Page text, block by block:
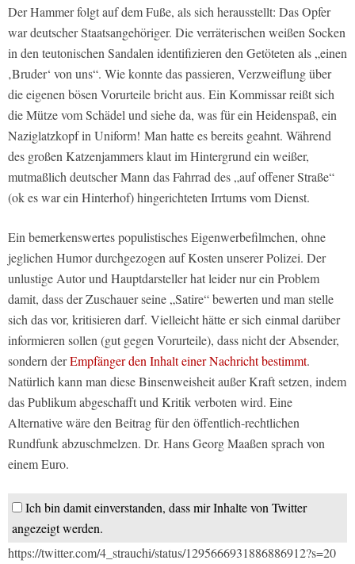
Der Hammer folgt auf dem Fuße, als sich herausstellt: Das Opfer
war deutscher Staatsangehöriger. Die verräterischen weißen Socken
in den teutonischen Sandalen identifizieren den Getöteten als „einen
‚Bruder‘ von uns“. Wie konnte das passieren, Verzweiflung über
die eigenen bösen Vorurteile bricht aus. Ein Kommissar reißt sich
die Mütze vom Schädel und siehe da, was für ein Heidenspaß, ein
Naziglatzkopf in Uniform! Man hatte es bereits geahnt. Während
des großen Katzenjammers klaut im Hintergrund ein weißer,
mutmaßlich deutscher Mann das Fahrrad des „auf offener Straße“
(ok es war ein Hinterhof) hingerichteten Irrtums vom Dienst.
Ein bemerkenswertes populistisches Eigenwerbefilmchen, ohne
jeglichen Humor durchgezogen auf Kosten unserer Polizei. Der
unlustige Autor und Hauptdarsteller hat leider nur ein Problem
damit, dass der Zuschauer seine „Satire“ bewerten und man stelle
sich das vor, kritisieren darf. Vielleicht hätte er sich einmal darüber
informieren sollen (gut gegen Vorurteile), dass nicht der Absender,
sondern derEmpfänger den Inhalt einer Nachricht bestimmt.
Natürlich kann man diese Binsenweisheit außer Kraft setzen, indem
das Publikum abgeschafft und Kritik verboten wird. Eine
Alternative wäre den Beitrag für den öffentlich-rechtlichen
Rundfunk abzuschmelzen. Dr. Hans Georg Maaßen sprach von
einem Euro.
Ich bin damit einverstanden, dass mir Inhalte von Twitter
angezeigt werden.
https://twitter.com/4_strauchi/status/1295666931886886912?s=20